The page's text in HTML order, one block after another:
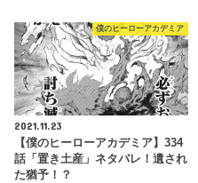
僕のヒーローアカデミア
2021.11.23
【僕のヒーローアカデミア】334
話「置き土産」ネタバレ！遺され
た猶予！？